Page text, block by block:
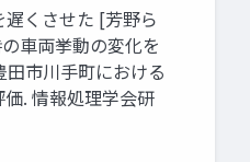
くさせた [芳野ら
車両挙動の変化を
市川手町における
. 情報処理学会研